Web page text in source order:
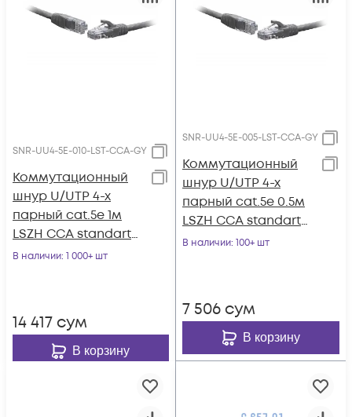
SNR-UU4-5E-010-LST-CCA-GY
Коммутационный
шнур U/UTP 4-х
парный cat.5e 1м
LSZH CCA standart
серый
В наличии: 1 000+ шт
14 417 сум
В корзину
SNR-UU4-5E-005-LST-CCA-GY
Коммутационный
шнур U/UTP 4-х
парный cat.5e 0.5м
LSZH CCA standart
серый
В наличии: 100+ шт
7 506 сум
В корзину